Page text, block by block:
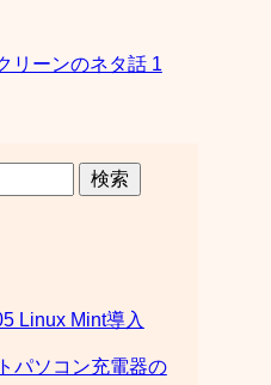
リーンのネタ話 1
検索
Linux Mint導入
パソコン充電器の